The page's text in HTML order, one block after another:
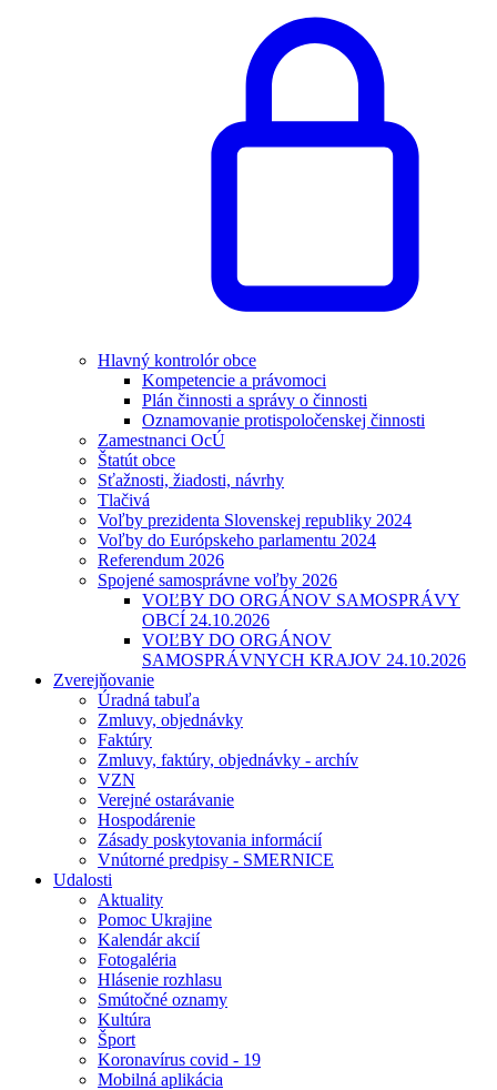
Hlavný kontrolór obce
Kompetencie a právomoci
Plán činnosti a správy o činnosti
Oznamovanie protispoločenskej činnosti
Zamestnanci OcÚ
Štatút obce
Sťažnosti, žiadosti, návrhy
Tlačivá
Voľby prezidenta Slovenskej republiky 2024
Voľby do Európskeho parlamentu 2024
Referendum 2026
Spojené samosprávne voľby 2026
VOĽBY DO ORGÁNOV SAMOSPRÁVY
OBCÍ 24.10.2026
VOĽBY DO ORGÁNOV
SAMOSPRÁVNYCH KRAJOV 24.10.2026
Zverejňovanie
Úradná tabuľa
Zmluvy, objednávky
Faktúry
Zmluvy, faktúry, objednávky - archív
VZN
Verejné ostarávanie
Hospodárenie
Zásady poskytovania informácií
Vnútorné predpisy - SMERNICE
Udalosti
Aktuality
Pomoc Ukrajine
Kalendár akcií
Fotogaléria
Hlásenie rozhlasu
Smútočné oznamy
Kultúra
Šport
Koronavírus covid - 19
Mobilná aplikácia